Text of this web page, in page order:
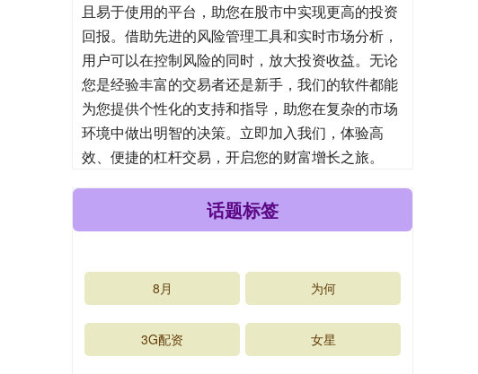
且易于使用的平台，助您在股市中实现更高的投资
回报。借助先进的风险管理工具和实时市场分析，
用户可以在控制风险的同时，放大投资收益。无论
您是经验丰富的交易者还是新手，我们的软件都能
为您提供个性化的支持和指导，助您在复杂的市场
环境中做出明智的决策。立即加入我们，体验高
效、便捷的杠杆交易，开启您的财富增长之旅。
话题标签
8月 为何
3G配资 女星